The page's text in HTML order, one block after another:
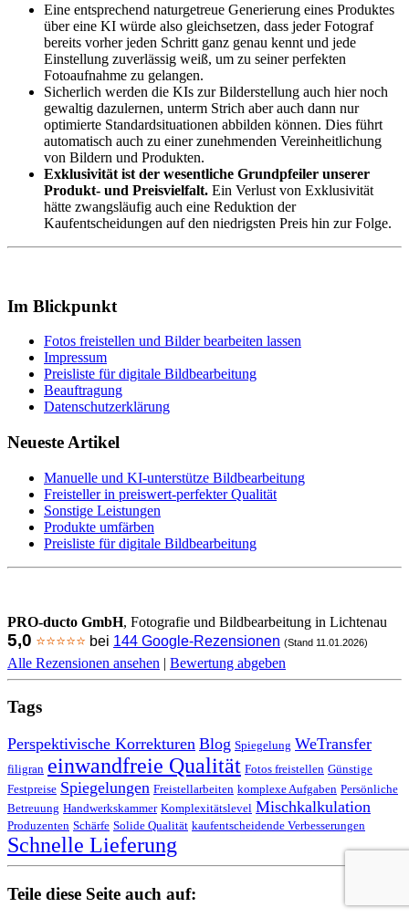
Eine entsprechend naturgetreue Generierung eines Produktes
über eine KI würde also gleichsetzen, dass jeder Fotograf
bereits vorher jeden Schritt ganz genau kennt und jede
Einstellung zuverlässig weiß, um zu seiner perfekten
Fotoaufnahme zu gelangen.
Sicherlich werden die KIs zur Bilderstellung auch hier noch
gewaltig dazulernen, unterm Strich aber auch dann nur
optimierte Standardsituationen abbilden können. Dies führt
automatisch auch zu einer zunehmenden Vereinheitlichung
von Bildern und Produkten.
Exklusivität ist der wesentliche Grundpfeiler unserer
Produkt- und Preisvielfalt. Ein Verlust von Exklusivität
hätte zwangsläufig auch eine Reduktion der
Kaufentscheidungen auf den niedrigsten Preis hin zur Folge.
Im Blickpunkt
Fotos freistellen und Bilder bearbeiten lassen
Impressum
Preisliste für digitale Bildbearbeitung
Beauftragung
Datenschutzerklärung
Neueste Artikel
Manuelle und KI-unterstütze Bildbearbeitung
Freisteller in preiswert-perfekter Qualität
Sonstige Leistungen
Produkte umfärben
Preisliste für digitale Bildbearbeitung
PRO-ducto GmbH, Fotografie und Bildbearbeitung in Lichtenau
5,0 ⭐⭐⭐⭐⭐ bei 144 Google-Rezensionen (Stand 11.01.2026)
Alle Rezensionen ansehen | Bewertung abgeben
Tags
Perspektivische Korrekturen Blog Spiegelung WeTransfer
filigran einwandfreie Qualität Fotos freistellen Günstige
Festpreise Spiegelungen Freistellarbeiten komplexe Aufgaben Persönliche
Betreuung Handwerkskammer Komplexitätslevel Mischkalkulation
Produzenten Schärfe Solide Qualität kaufentscheidende Verbesserungen
Schnelle Lieferung
Teile diese Seite auch auf: